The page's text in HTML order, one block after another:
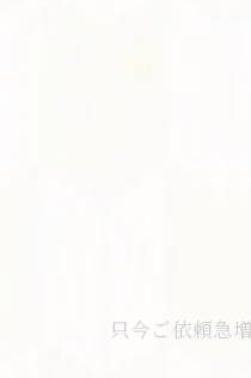
只今ご依頼急